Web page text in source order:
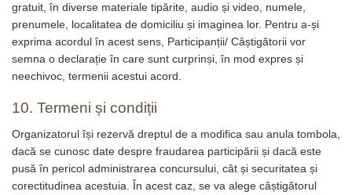
gratuit, în diverse materiale tipărite, audio și video, numele,
prenumele, localitatea de domiciliu și imaginea lor. Pentru a-și
exprima acordul în acest sens, Participanții/ Câștigătorii vor
semna o declarație în care sunt curprinși, în mod expres și
neechivoc, termenii acestui acord.
10. Termeni și condiții
Organizatorul își rezervă dreptul de a modifica sau anula tombola,
dacă se cunosc date despre fraudarea participării și dacă este
pusă în pericol administrarea concursului, cât și securitatea și
corectitudinea acestuia. În acest caz, se va alege câștigătorul